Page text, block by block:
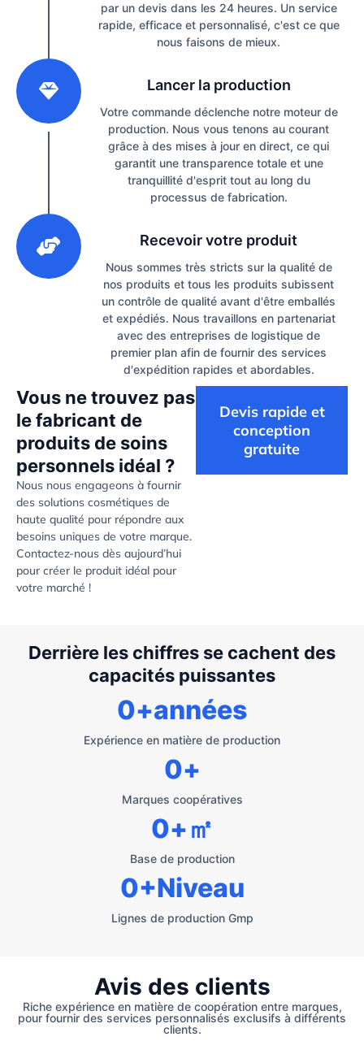
par un devis dans les 24 heures. Un service
rapide, efficace et personnalisé, c'est ce que
nous faisons de mieux.
Lancer la production
Votre commande déclenche notre moteur de
production. Nous vous tenons au courant
grâce à des mises à jour en direct, ce qui
garantit une transparence totale et une
tranquillité d'esprit tout au long du
processus de fabrication.
Recevoir votre produit
Nous sommes très stricts sur la qualité de
nos produits et tous les produits subissent
un contrôle de qualité avant d'être emballés
et expédiés. Nous travaillons en partenariat
avec des entreprises de logistique de
premier plan afin de fournir des services
d'expédition rapides et abordables.
Vous ne trouvez pas
le fabricant de
produits de soins
personnels idéal ?
Nous nous engageons à fournir
des solutions cosmétiques de
haute qualité pour répondre aux
besoins uniques de votre marque.
Contactez-nous dès aujourd’hui
pour créer le produit idéal pour
votre marché !
Devis rapide et
conception
gratuite
Derrière les chiffres se cachent des
capacités puissantes
Expérience en matière de production
0+années
Marques coopératives
0+
Base de production
0+㎡
Lignes de production Gmp
0+Niveau
Avis des clients
Riche expérience en matière de coopération entre marques,
pour fournir des services personnalisés exclusifs à différents
clients.